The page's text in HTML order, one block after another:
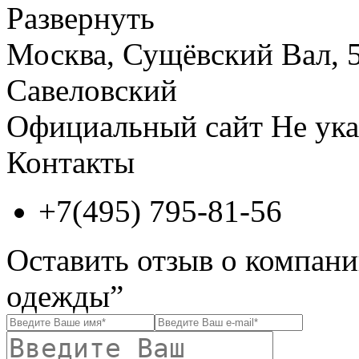
Развернуть
Москва, Сущёвский Вал,
Савеловский
Официальный сайт Не
Контакты
+7(495) 795-81-56
Оставить отзыв о
одежды”